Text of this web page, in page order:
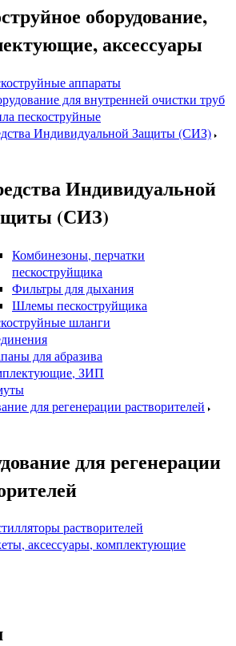
оборудование,
аксессуары
аппараты
для внутренней очистки труб
пескоструйные
Индивидуальной Защиты (СИЗ)
Индивидуальной
(СИЗ)
Комбинезоны, перчатки
пескоструйщика
Фильтры для дыхания
Шлемы пескоструйщика
шланги
для абразива
ЗИП
для регенерации растворителей
для регенерации
растворителей
аксессуары, комплектующие